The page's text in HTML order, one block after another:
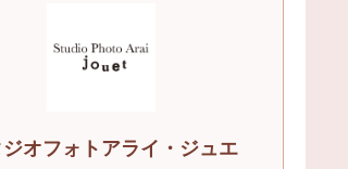
ジオフォトアライ・ジュエ